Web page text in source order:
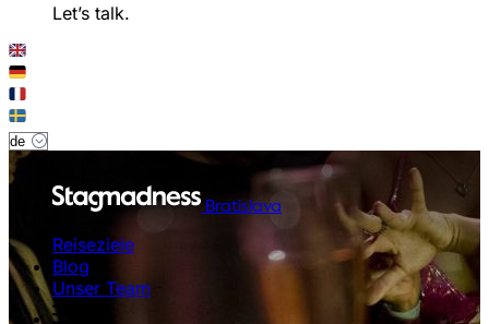
Let’s talk.
Bratislava
Reiseziele
Blog
Unser Team